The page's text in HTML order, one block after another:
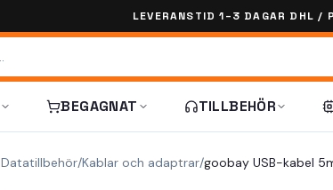
LEVERANSTID 1–3 DAGAR DHL /
BEGAGNAT TILLBEHÖR
Datatillbehör/Kablar och adaptrar/goobay USB-kabel